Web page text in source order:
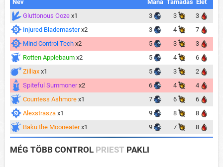
Név Mana Támadás Élet
Gluttonous Ooze x1 3 3
3
Injured Blademaster x2 3 4
7
Mind Control Tech x2 5 3
3
Rotten Applebaum x2 5 4
6
Zilliax x1 5 3
2
Spiteful Summoner x2 6 4
4
Countess Ashmore x1 7 6
6
Alexstrasza x1 9 8
8
Baku the Mooneater x1 9 7 8
MÉG TÖBB CONTROL PRIEST PAKLI